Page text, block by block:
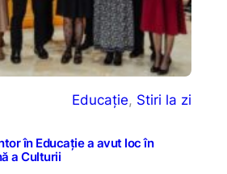
Educație, Stiri la zi
în Educație a avut loc în
a Culturii